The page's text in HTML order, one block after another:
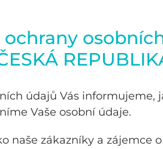
údajů Vás
Vaše osobní údaje.
naše zákazníky a zájemce